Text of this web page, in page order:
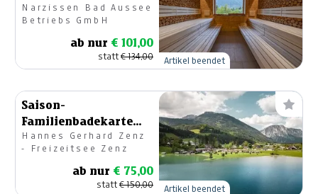
Sauna inkl. Medyjet
Narzissen Bad Aussee
Betriebs GmbH
ab nur € 101,00
statt€ 134,00 Artikel beendet
Saison-
Familienbadekarte
Freizeitsee Zenz
Hannes Gerhard Zenz
- Freizeitsee Zenz
ab nur € 75,00
statt€ 150,00 Artikel beendet